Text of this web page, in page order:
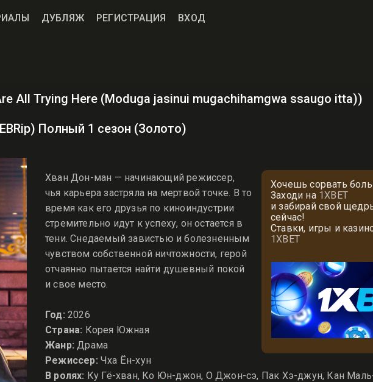
ДУБЛЯЖ РЕГИСТРАЦИЯ ВХОД
All Trying Here (Moduga jasinui mugachihamgwa ssaugo itta))
Полный 1 сезон (Золото)
Хочешь сорвать
Заходи на 1XBET
и забирай свой
сейчас!
Ставки, игры и
1XBET
Хван Дон-ман — начинающий режиссер,
чья карьера застряла на мертвой точке. В то
время как его друзья по киноиндустрии
стремительно идут к успеху, он остается в
тени. Снедаемый завистью и болезненным
чувством собственной ничтожности, герой
отчаянно пытается найти душевный покой
и свое место.
Год: 2026
Страна: Корея Южная
Жанр: Драма
Режиссер: Чха Ён-хун
В ролях: Ку Гё-хван, Ко Юн-джон, О Джон-сэ, Пак Хэ-джун, Кан